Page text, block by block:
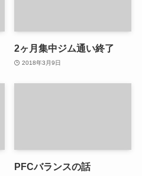
2ヶ月集中ジム通い終了
2018年3月9日
PFCバランスの話